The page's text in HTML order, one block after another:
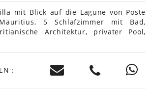
mit Blick auf die Lagune von Poste
5 Schlafzimmer mit Bad,
Architektur, privater Pool,
: